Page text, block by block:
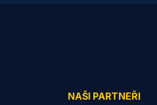
NAŠI PARTNEŘI